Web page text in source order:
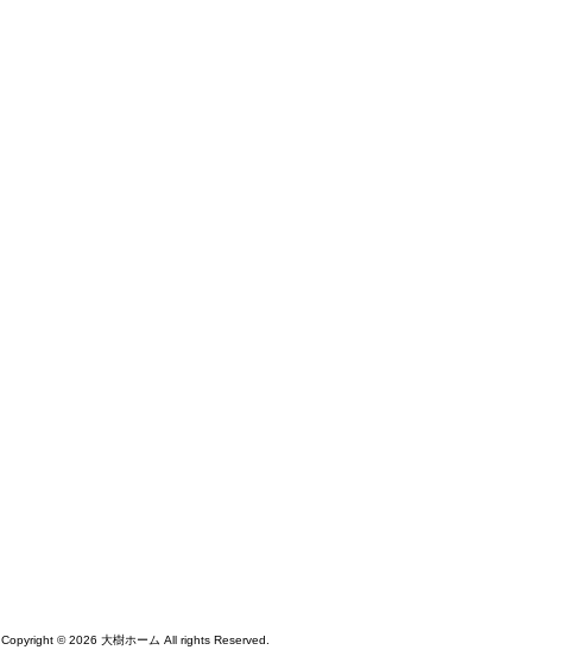
Copyright © 2026 大樹ホーム All rights Reserved.